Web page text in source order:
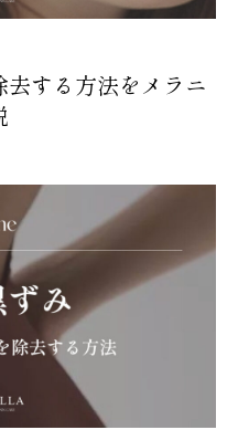
する方法をメラニ